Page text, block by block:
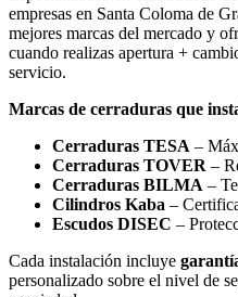
empresas en Santa Coloma de
mejores marcas del mercado y
cuando realizas apertura +
servicio.
Marcas de cerraduras que
Cerraduras TESA –
Cerraduras TOVER –
Cerraduras BILMA –
Cilindros Kaba –
Escudos DISEC –
Cada instalación incluye
personalizado sobre el nivel de